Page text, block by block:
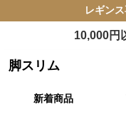
レギンス
10,000円
脚スリム
新着商品